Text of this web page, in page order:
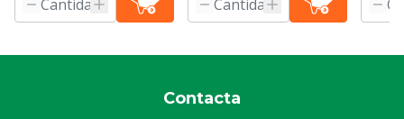
Contacta